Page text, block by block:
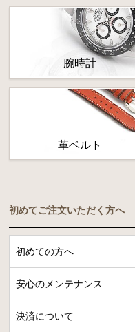
腕時計
革ベルト
初めてご注文いただく方へ
初めての方へ
安心のメンテナンス
決済について